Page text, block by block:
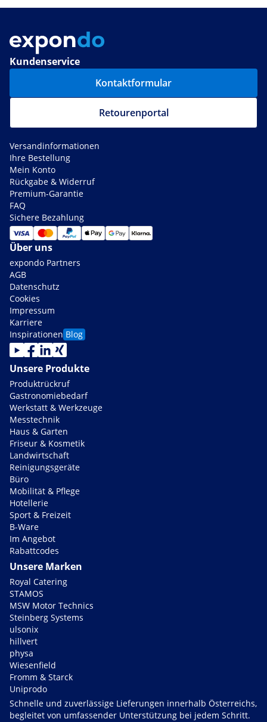
Kundenservice
Kontaktformular
Retourenportal
Versandinformationen
Ihre Bestellung
Mein Konto
Rückgabe & Widerruf
Premium-Garantie
FAQ
Sichere Bezahlung
Über uns
expondo Partners
AGB
Datenschutz
Cookies
Impressum
Karriere
Inspirationen Blog
Unsere Produkte
Produktrückruf
Gastronomiebedarf
Werkstatt & Werkzeuge
Messtechnik
Haus & Garten
Friseur & Kosmetik
Landwirtschaft
Reinigungsgeräte
Büro
Mobilität & Pflege
Hotellerie
Sport & Freizeit
B-Ware
Im Angebot
Rabattcodes
Unsere Marken
Royal Catering
STAMOS
MSW Motor Technics
Steinberg Systems
ulsonix
hillvert
physa
Wiesenfield
Fromm & Starck
Uniprodo
Schnelle und zuverlässige Lieferungen innerhalb Österreichs,
begleitet von umfassender Unterstützung bei jedem Schritt.